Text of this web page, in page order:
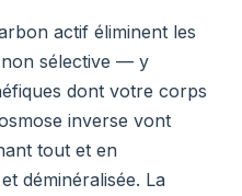
actif éliminent les
sélective — y
dont votre corps
inverse vont
tout et en
déminéralisée. La